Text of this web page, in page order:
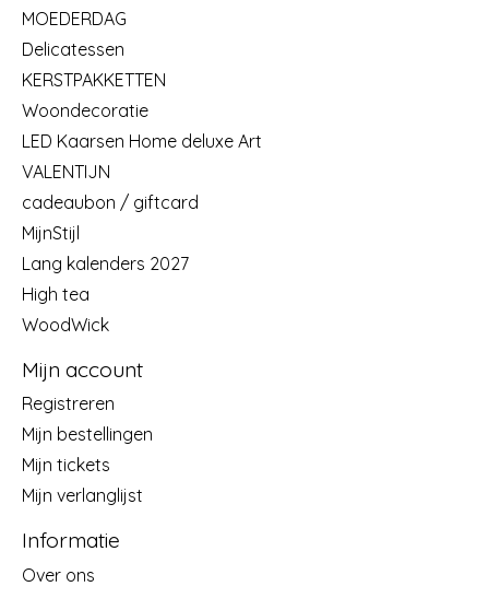
MOEDERDAG
Delicatessen
KERSTPAKKETTEN
Woondecoratie
LED Kaarsen Home deluxe Art
VALENTIJN
cadeaubon / giftcard
MijnStijl
Lang kalenders 2027
High tea
WoodWick
Mijn account
Registreren
Mijn bestellingen
Mijn tickets
Mijn verlanglijst
Informatie
Over ons